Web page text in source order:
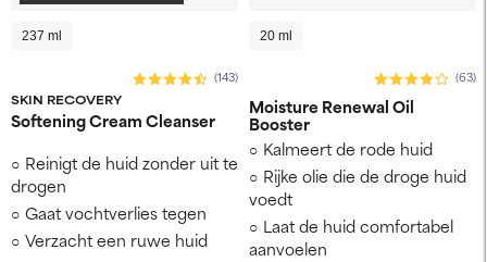
237 ml
SKIN RECOVERY
(143)
Softening Cream Cleanser
Reinigt de huid zonder uit te
drogen
Gaat vochtverlies tegen
Verzacht een ruwe huid
20 ml
(63)
Moisture Renewal Oil
Booster
Kalmeert de rode huid
Rijke olie die de droge huid
voedt
Laat de huid comfortabel
aanvoelen